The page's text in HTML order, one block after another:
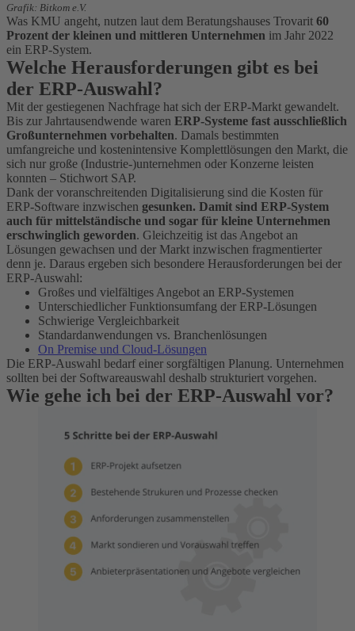
Grafik: Bitkom e.V.
Was KMU angeht, nutzen laut dem Beratungshauses Trovarit 60
Prozent der kleinen und mittleren Unternehmen im Jahr 2022
ein ERP-System.
Welche Herausforderungen gibt es bei
der ERP-Auswahl?
Mit der gestiegenen Nachfrage hat sich der ERP-Markt gewandelt.
Bis zur Jahrtausendwende waren ERP-Systeme fast ausschließlich
Großunternehmen vorbehalten. Damals bestimmten
umfangreiche und kostenintensive Komplettlösungen den Markt, die
sich nur große (Industrie-)unternehmen oder Konzerne leisten
konnten – Stichwort SAP.
Dank der voranschreitenden Digitalisierung sind die Kosten für
ERP-Software inzwischen gesunken. Damit sind ERP-System
auch für mittelständische und sogar für kleine Unternehmen
erschwinglich geworden. Gleichzeitig ist das Angebot an
Lösungen gewachsen und der Markt inzwischen fragmentierter
denn je. Daraus ergeben sich besondere Herausforderungen bei der
ERP-Auswahl:
Großes und vielfältiges Angebot an ERP-Systemen
Unterschiedlicher Funktionsumfang der ERP-Lösungen
Schwierige Vergleichbarkeit
Standardanwendungen vs. Branchenlösungen
On Premise und Cloud-Lösungen
Die ERP-Auswahl bedarf einer sorgfältigen Planung. Unternehmen
sollten bei der Softwareauswahl deshalb strukturiert vorgehen.
Wie gehe ich bei der ERP-Auswahl vor?